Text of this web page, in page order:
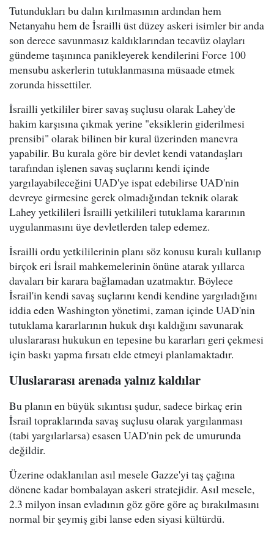
Tutundukları bu dalın kırılmasının ardından hem
Netanyahu hem de İsrailli üst düzey askeri isimler bir anda
son derece savunmasız kaldıklarından tecavüz olayları
gündeme taşınınca panikleyerek kendilerini Force 100
mensubu askerlerin tutuklanmasına müsaade etmek
zorunda hissettiler.
İsrailli yetkililer birer savaş suçlusu olarak Lahey'de
hakim karşısına çıkmak yerine "eksiklerin giderilmesi
prensibi" olarak bilinen bir kural üzerinden manevra
yapabilir. Bu kurala göre bir devlet kendi vatandaşları
tarafından işlenen savaş suçlarını kendi içinde
yargılayabileceğini UAD'ye ispat edebilirse UAD'nin
devreye girmesine gerek olmadığından teknik olarak
Lahey yetkilileri İsrailli yetkilileri tutuklama kararının
uygulanmasını üye devletlerden talep edemez.
İsrailli ordu yetkililerinin planı söz konusu kuralı kullanıp
birçok eri İsrail mahkemelerinin önüne atarak yıllarca
davaları bir karara bağlamadan uzatmaktır. Böylece
İsrail'in kendi savaş suçlarını kendi kendine yargıladığını
iddia eden Washington yönetimi, zaman içinde UAD'nin
tutuklama kararlarının hukuk dışı kaldığını savunarak
uluslararası hukukun en tepesine bu kararları geri çekmesi
için baskı yapma fırsatı elde etmeyi planlamaktadır.
Uluslararası arenada yalnız kaldılar
Bu planın en büyük sıkıntısı şudur, sadece birkaç erin
İsrail topraklarında savaş suçlusu olarak yargılanması
(tabi yargılarlarsa) esasen UAD'nin pek de umurunda
değildir.
Üzerine odaklanılan asıl mesele Gazze'yi taş çağına
dönene kadar bombalayan askeri stratejidir. Asıl mesele,
2.3 milyon insan evladının göz göre göre aç bırakılmasını
normal bir şeymiş gibi lanse eden siyasi kültürdü.